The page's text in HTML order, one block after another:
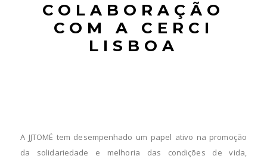
COLABORAÇÃO
COM A CERCI
LISBOA
A JJTOMÉ tem desempenhado um papel ativo na promoção
da solidariedade e melhoria das condições de vida,